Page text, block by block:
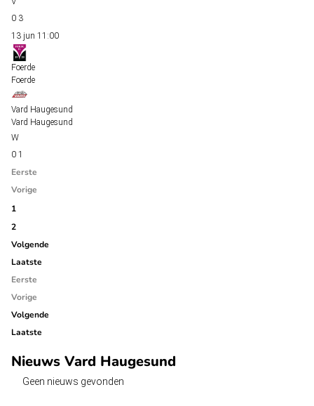
0 3
13 jun 11:00
Foerde
Foerde
Vard Haugesund
Vard Haugesund
0 1
Eerste
Vorige
1
2
Volgende
Laatste
Eerste
Vorige
Volgende
Laatste
Nieuws Vard Haugesund
Geen nieuws gevonden